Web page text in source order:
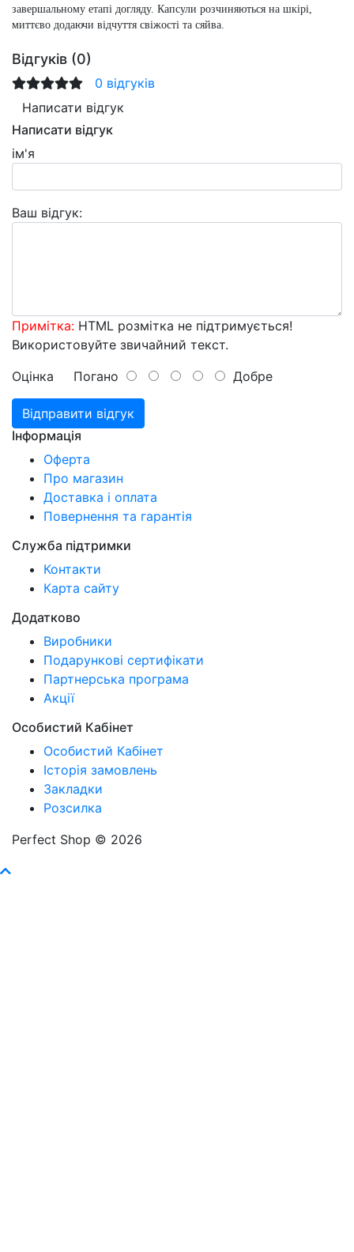
завершальному етапі догляду. Капсули розчиняються на шкірі,
миттєво додаючи відчуття свіжості та сяйва.
Відгуків (0)
0 відгуків
Написати відгук
Написати відгук
ім'я
Ваш відгук:
Примітка: HTML розмітка не підтримується!
Використовуйте звичайний текст.
Оцінка Погано Добре
Відправити відгук
Інформація
Оферта
Про магазин
Доставка і оплата
Повернення та гарантія
Служба підтримки
Контакти
Карта сайту
Додатково
Виробники
Подарункові сертифікати
Партнерська програма
Акції
Особистий Кабінет
Особистий Кабінет
Історія замовлень
Закладки
Розсилка
Perfect Shop © 2026